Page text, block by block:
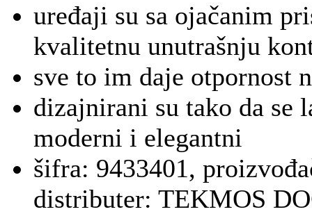
uređaji su sa ojačanim
kvalitetnu unutrašnju
sve to im daje otpornost
dizajnirani su tako da se
moderni i elegantni
šifra: 9433401,
distributer: TEKMOS